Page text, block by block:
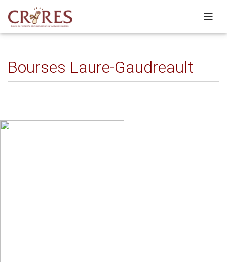
Bourses Laure-Gaudreault